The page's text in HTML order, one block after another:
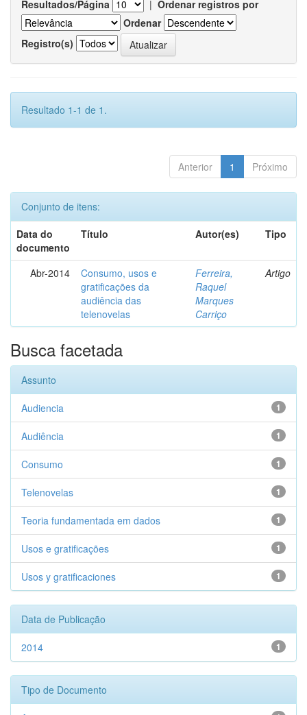
Resultados/Página | Ordenar registros por
Ordenar
Registro(s)
Resultado 1-1 de 1.
Anterior 1 Próximo
Conjunto de itens:
Data do
documento
Título Autor(es) Tipo
Abr-2014
Consumo, usos e
gratificações da
audiência das
telenovelas
Ferreira,
Raquel
Marques
Carriço
Artigo
Busca facetada
Assunto
1
Audiencia
1
Audiência
1
Consumo
1
Telenovelas
1
Teoria fundamentada em dados
1
Usos e gratificações
1
Usos y gratificaciones
Data de Publicação
1
2014
Tipo de Documento